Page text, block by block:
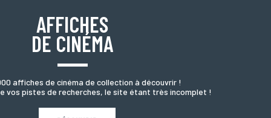
AFFICHES
DE CINÉMA
affiches de cinéma de collection à découvrir !
vos pistes de recherches, le site étant très incomplet !